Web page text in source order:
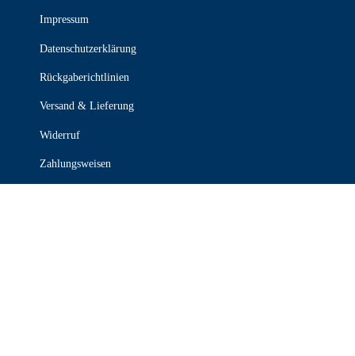
Impressum
Datenschutzerklärung
Rückgaberichtlinien
Versand & Lieferung
Widerruf
Zahlungsweisen